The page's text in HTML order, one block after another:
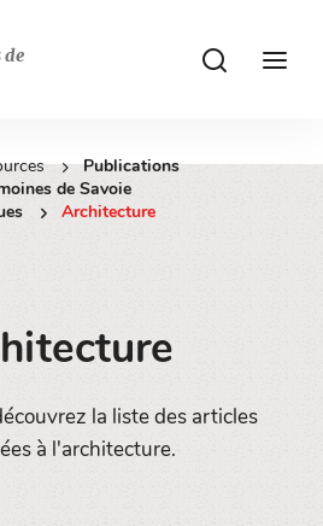
de
Publications
de Savoie
Architecture
la liste des articles
à l'architecture.